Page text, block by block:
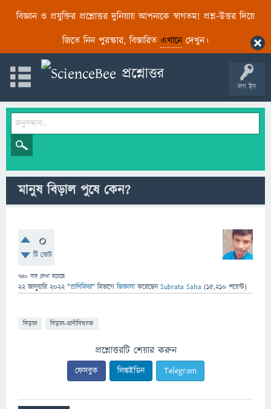
বিজ্ঞান ও প্রযুক্তির প্রশ্নোত্তর দুনিয়ায় আপনাকে স্বাগতম! প্রশ্ন-উত্তর দিয়ে
জিতে নিন পুরস্কার, বিস্তারিত এখানেদেখুন।
লগ ইন
মানুষ বিড়াল পুষে কেন?
0
টি ভোট
740 বার দেখা হয়েছে
22 জানুয়ারি 2022 "প্রাণিবিদ্যা" বিভাগে জিজ্ঞাসাকরেছেনSubrata Saha (15,210 পয়েন্ট)
বিড়াল বিড়াল-প্রাণীবিষয়ক
প্রশ্নোত্তরটি শেয়ার করুন
ফেসবুক লিঙ্কইডিন Telegram